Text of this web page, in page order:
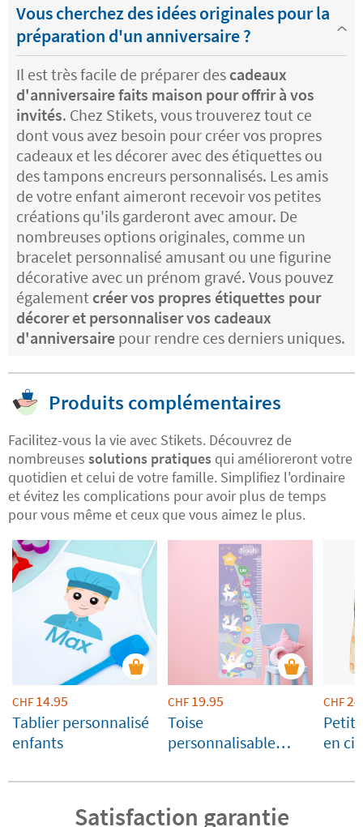
Vous cherchez des idées originales pour la
préparation d'un anniversaire ?
Il est très facile de préparer des cadeaux
d'anniversaire faits maison pour offrir à vos
invités. Chez Stikets, vous trouverez tout ce
dont vous avez besoin pour créer vos propres
cadeaux et les décorer avec des étiquettes ou
des tampons encreurs personnalisés. Les amis
de votre enfant aimeront recevoir vos petites
créations qu'ils garderont avec amour. De
nombreuses options originales, comme un
bracelet personnalisé amusant ou une figurine
décorative avec un prénom gravé. Vous pouvez
également créer vos propres étiquettes pour
décorer et personnaliser vos cadeaux
d'anniversaire pour rendre ces derniers uniques.
Produits complémentaires
Facilitez-vous la vie avec Stikets. Découvrez de
nombreuses solutions pratiques qui amélioreront votre
quotidien et celui de votre famille. Simplifiez l'ordinaire
et évitez les complications pour avoir plus de temps
pour vous même et ceux que vous aimez le plus.
CHF 14.95
Tablier personnalisé
enfants
CHF 19.95
Toise
personnalisable
CHF
Petit
en
Satisfaction garantie